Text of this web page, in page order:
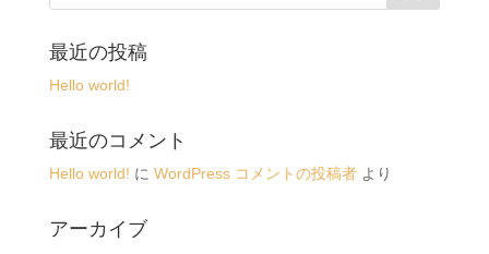
最近の投稿
Hello world!
最近のコメント
Hello world! に WordPress コメントの投稿者より
アーカイブ